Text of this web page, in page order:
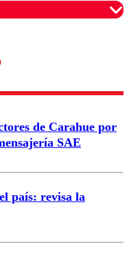
para garantizar un
de Carahue por
SAE
país: revisa la